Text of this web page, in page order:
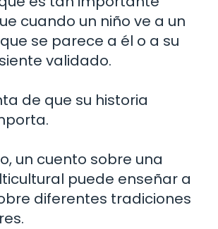
cuando un niño ve a un
se parece a él o a su
validado.
de que su historia
un cuento sobre una
puede enseñar a
diferentes tradiciones